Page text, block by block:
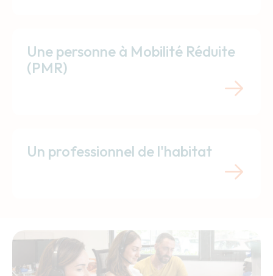
Une personne à Mobilité Réduite
(PMR)
Un professionnel de l'habitat